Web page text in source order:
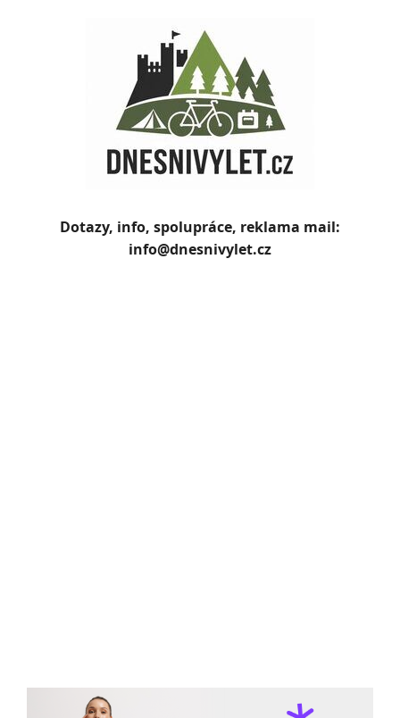
Dotazy, info, spolupráce, reklama mail:
info@dnesnivylet.cz